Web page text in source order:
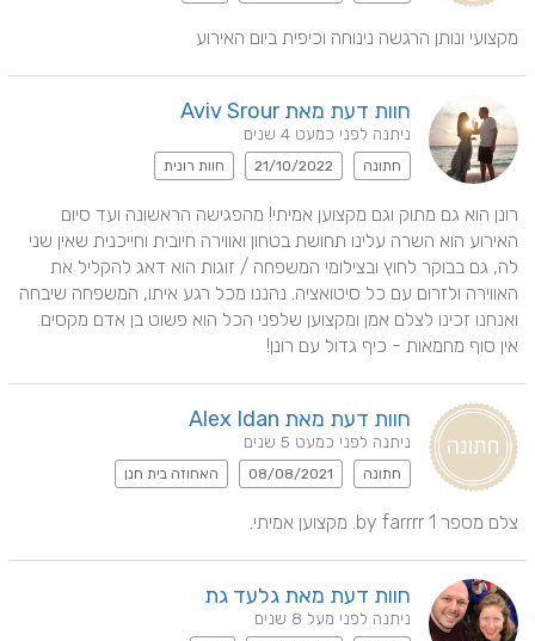
מקצועי ונותן הרגשה נינוחה וכיפית ביום האירוע
חוות דעת מאת Aviv Srour
ניתנה לפני כמעט 4 שנים
חתונה 21/10/2022 חוות רונית
אין סוף מחמאות - כיף גדול עם רונן!
חוות דעת מאת Alex Idan
ניתנה לפני כמעט 5 שנים
חתונה 08/08/2021 האחוזה בית חנן
צלם מספר 1 by farrrr. מקצוען אמיתי.
חוות דעת מאת גלעד גת
ניתנה לפני מעל 8 שנים